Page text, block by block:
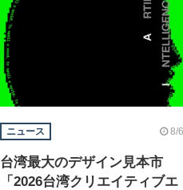
ニュース 8/6
台湾最大のデザイン見本市
「2026台湾クリエイティブエ